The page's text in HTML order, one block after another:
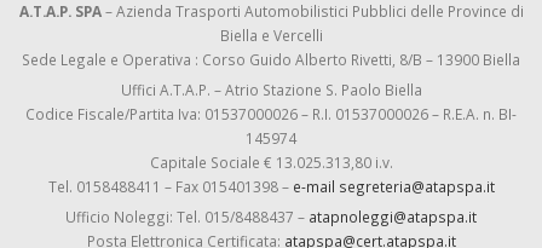
A.T.A.P. SPA– Azienda Trasporti Automobilistici Pubblici delle Province di
Biella e Vercelli
Sede Legale e Operativa : Corso Guido Alberto Rivetti, 8/B – 13900 Biella
Uffici A.T.A.P. – Atrio Stazione S. Paolo Biella
Codice Fiscale/Partita Iva: 01537000026 – R.I. 01537000026 – R.E.A. n. BI-
145974
Capitale Sociale € 13.025.313,80 i.v.
Tel. 0158488411 – Fax 015401398 – e-mail segreteria@atapspa.it
Ufficio Noleggi: Tel. 015/8488437 – atapnoleggi@atapspa.it
Posta Elettronica Certificata: atapspa@cert.atapspa.it